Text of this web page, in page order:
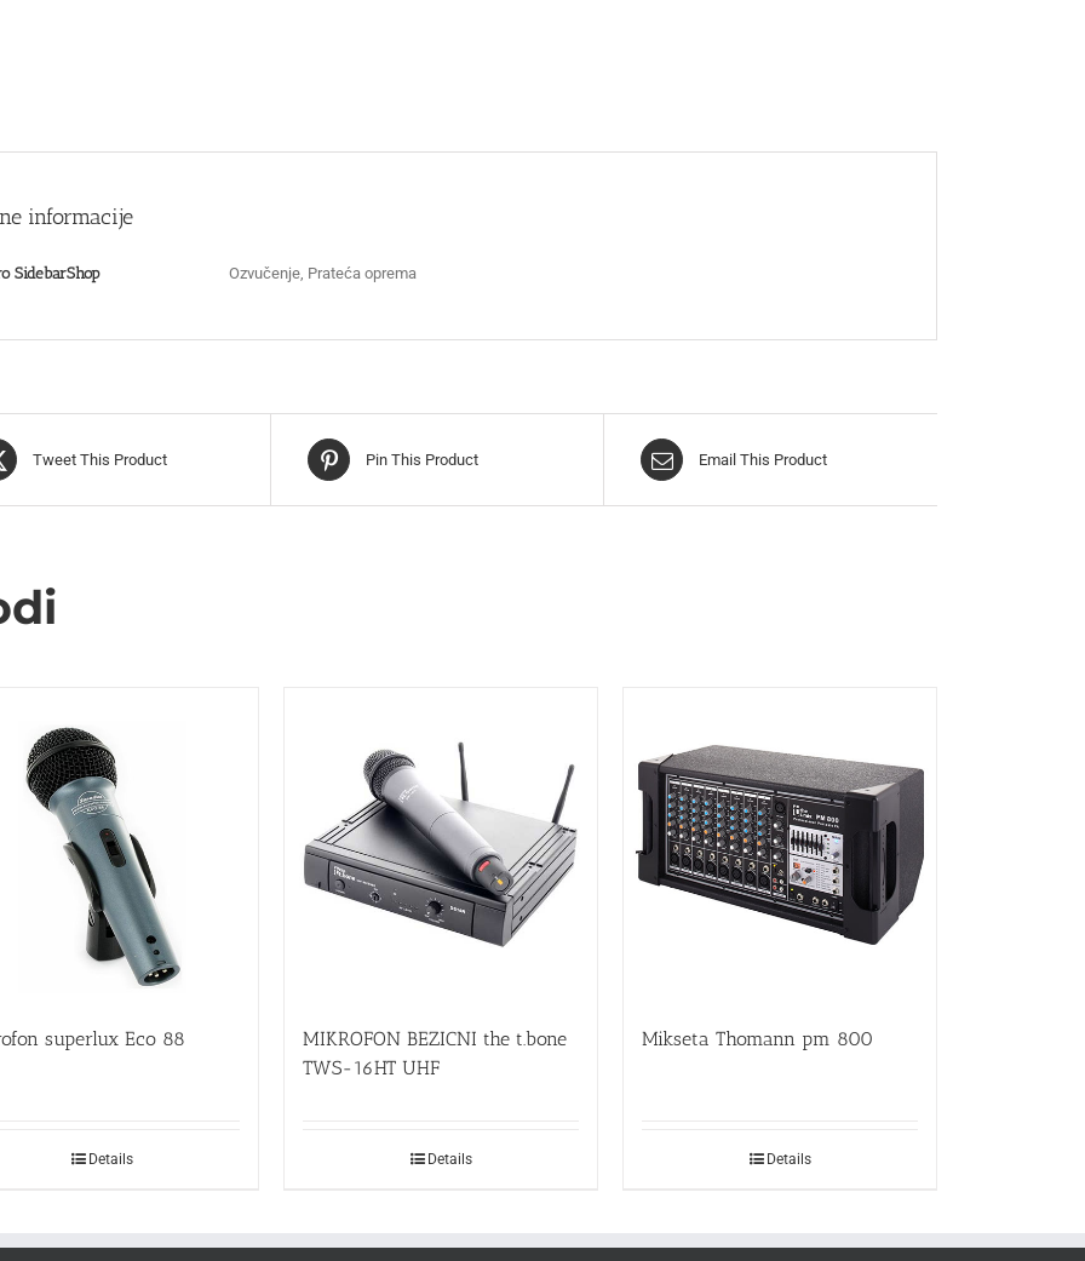
informacije
SidebarShop Ozvučenje, Prateća oprema
Tweet This Product Pin This Product Email This Product
superlux Eco 88
Details
MIKROFON BEZICNI the t.bone
TWS-16HT UHF
Details
Mikseta Thomann pm 800
Details